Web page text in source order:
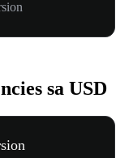
sa USD